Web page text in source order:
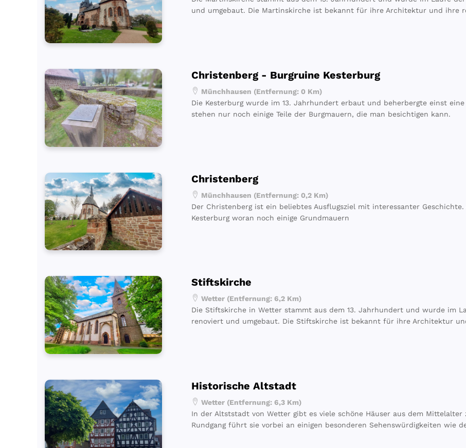
und umgebaut. Die Martinskirche ist bekannt für ihre Architektur und ihre
Christenberg - Burgruine Kesterburg
Münchhausen (Entfernung: 0 Km)
Die Kesterburg wurde im 13. Jahrhundert erbaut und beherbergte einst eine
stehen nur noch einige Teile der Burgmauern, die man besichtigen kann.
Christenberg
Münchhausen (Entfernung: 0,2 Km)
Der Christenberg ist ein beliebtes Ausflugsziel mit interessanter
Kesterburg woran noch einige Grundmauern
Stiftskirche
Wetter (Entfernung: 6,2 Km)
Die Stiftskirche in Wetter stammt aus dem 13. Jahrhundert und wurde im
renoviert und umgebaut. Die Stiftskirche ist bekannt für ihre Architektur
Historische Altstadt
Wetter (Entfernung: 6,3 Km)
In der Altststadt von Wetter gibt es viele schöne Häuser aus dem
Rundgang führt sie vorbei an einigen besonderen Sehenswürdigkeiten wie